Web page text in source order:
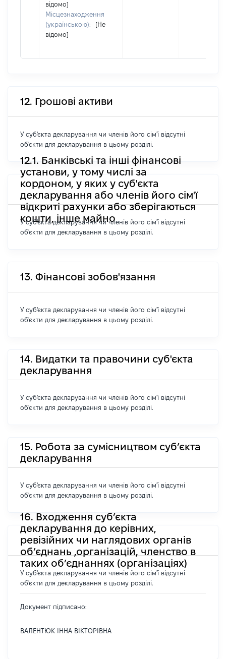
відомо]
Місцезнаходження
(українською):
[Не
відомо]
12. Грошові активи
У суб'єкта декларування чи членів його сім'ї відсутні
об'єкти для декларування в цьому розділі.
12.1. Банківські та інші фінансові
установи, у тому числі за
кордоном, у яких у суб'єкта
декларування або членів його сім'ї
відкриті рахунки або зберігаються
кошти, інше майно
У суб'єкта декларування чи членів його сім'ї відсутні
об'єкти для декларування в цьому розділі.
13. Фінансові зобов'язання
У суб'єкта декларування чи членів його сім'ї відсутні
об'єкти для декларування в цьому розділі.
14. Видатки та правочини суб'єкта
декларування
У суб'єкта декларування чи членів його сім'ї відсутні
об'єкти для декларування в цьому розділі.
15. Робота за сумісництвом суб’єкта
декларування
У суб'єкта декларування чи членів його сім'ї відсутні
об'єкти для декларування в цьому розділі.
16. Входження суб’єкта
декларування до керівних,
ревізійних чи наглядових органів
об’єднань ,організацій, членство в
таких об’єднаннях (організаціях)
У суб'єкта декларування чи членів його сім'ї відсутні
об'єкти для декларування в цьому розділі.
Документ підписано:
ВАЛЕНТЮК ІННА ВІКТОРІВНА